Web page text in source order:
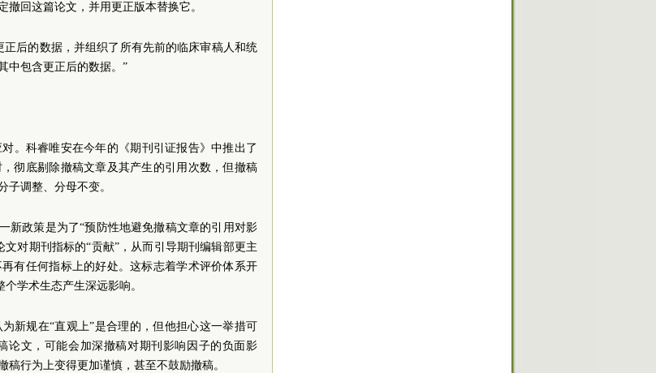
撤回这篇论文，并用更正版本替换它。
后的数据，并组织了所有先前的临床审稿人和统
中包含更正后的数据。”
。科睿唯安在今年的《期刊引证报告》中推出了
彻底剔除撤稿文章及其产生的引用次数，但撤稿
子调整、分母不变。
新政策是为了“预防性地避免撤稿文章的引用对影
对期刊指标的“贡献”，从而引导期刊编辑部更主
有任何指标上的好处。这标志着学术评价体系开
学术生态产生深远影响。
为新规在“直观上”是合理的，但他担心这一举措可
论文，可能会加深撤稿对期刊影响因子的负面影
行为上变得更加谨慎，甚至不鼓励撤稿。